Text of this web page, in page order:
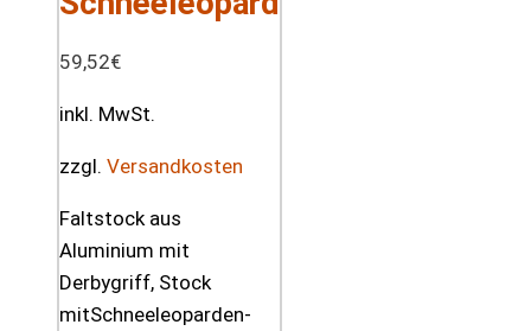
59,52€
inkl. MwSt.
zzgl. Versandkosten
Faltstock aus
Aluminium mit
Derbygriff, Stock
mitSchneeleoparden-